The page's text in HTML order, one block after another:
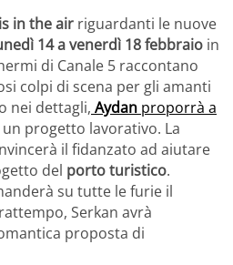
in the air riguardanti le nuove
14 a venerdì 18 febbraio in
di Canale 5 raccontano
colpi di scena per gli amanti
nei dettagli, Aydan proporrà a
progetto lavorativo. La
il fidanzato ad aiutare
del porto turistico.
su tutte le furie il
Serkan avrà
proposta di